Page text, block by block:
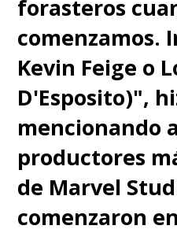
forasteros
comenzamos.
Kevin Feige o
D'Esposito)",
mencionando
productores
de Marvel
comenzaron